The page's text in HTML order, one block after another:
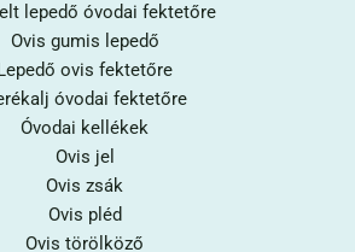
lepedő óvodai fektetőre
Ovis gumis lepedő
ovis fektetőre
óvodai fektetőre
Óvodai kellékek
Ovis jel
Ovis zsák
Ovis pléd
Ovis törölköző